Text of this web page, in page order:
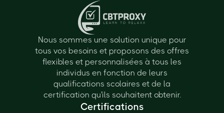
Nous sommes une solution unique pour
tous vos besoins et proposons des offres
flexibles et personnalisées à tous les
individus en fonction de leurs
qualifications scolaires et de la
certification qu'ils souhaitent obtenir.
Certifications